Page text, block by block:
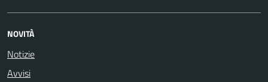
NOVITÀ
Notizie
Avvisi